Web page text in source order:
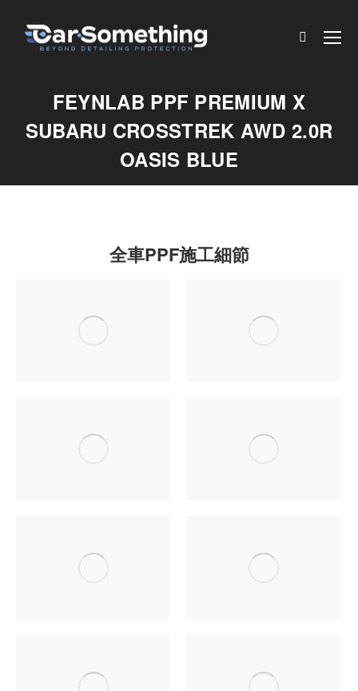
Search:
FEYNLAB PPF PREMIUM X
SUBARU CROSSTREK AWD 2.0R
OASIS BLUE
全車PPF施工細節